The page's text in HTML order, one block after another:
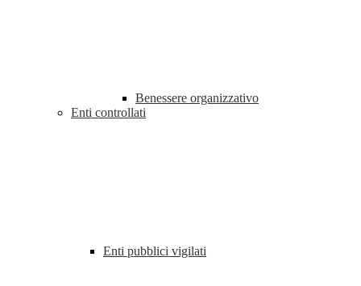
Benessere organizzativo
Enti controllati
Enti pubblici vigilati